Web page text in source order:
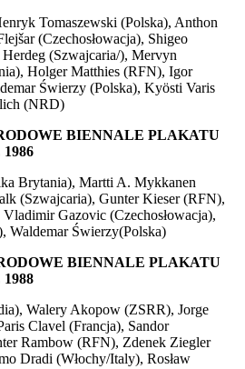
Tomaszewski (Polska), Anthon
(Czechosłowacja), Shigeo
(Szwajcaria/), Mervyn
Holger Matthies (RFN), Igor
Świerzy (Polska), Kyösti Varis
(NRD)
BIENNALE PLAKATU
Brytania), Martti A. Mykkanen
(Szwajcaria), Gunter Kieser (RFN),
Gazovic (Czechosłowacja),
Waldemar Świerzy(Polska)
BIENNALE PLAKATU
Walery Akopow (ZSRR), Jorge
Clavel (Francja), Sandor
Rambow (RFN), Zdenek Ziegler
Dradi (Włochy/Italy), Rosław